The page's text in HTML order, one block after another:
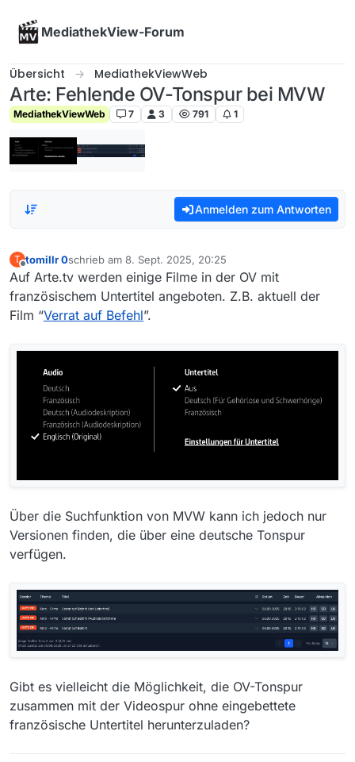
MediathekView-Forum
Übersicht MediathekViewWeb
Arte: Fehlende OV-Tonspur bei MVW
MediathekViewWeb 7 3 791 1
Anmelden zum Antworten
T
Offline
tomillr 0schrieb am 8. Sept. 2025, 20:25
zuletzt editiert von
Auf Arte.tv werden einige Filme in der OV mit
französischem Untertitel angeboten. Z.B. aktuell der
Film “Verrat auf Befehl”.
Über die Suchfunktion von MVW kann ich jedoch nur
Versionen finden, die über eine deutsche Tonspur
verfügen.
Gibt es vielleicht die Möglichkeit, die OV-Tonspur
zusammen mit der Videospur ohne eingebettete
französische Untertitel herunterzuladen?